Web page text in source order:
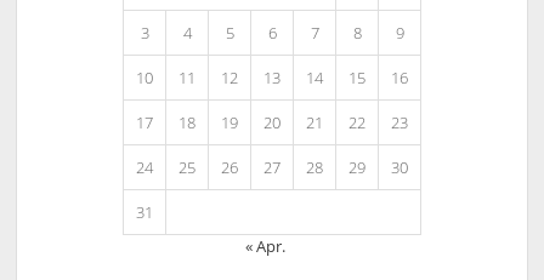
3 4 5 6 7 8 9
10 11 12 13 14 15 16
17 18 19 20 21 22 23
24 25 26 27 28 29 30
31
« Apr.